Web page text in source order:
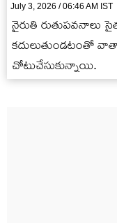
July 3, 2026 / 06:46 AM IST
నైరుతి రుతుపవనాలు
కదులుతుండటంతో
చోటుచేసుకున్నాయి.